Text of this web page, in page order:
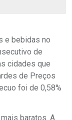
e bebidas no
de
cidades que
de Preços
foi de 0,58%
baratos. A